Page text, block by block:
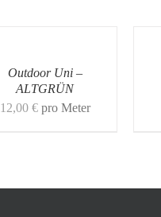
Outdoor Uni –
ALTGRÜN
12,00 € pro Meter